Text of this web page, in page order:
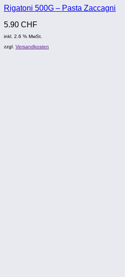
Rigatoni 500G – Pasta Zaccagni
5.90 CHF
inkl. 2.6 % MwSt.
zzgl. Versandkosten